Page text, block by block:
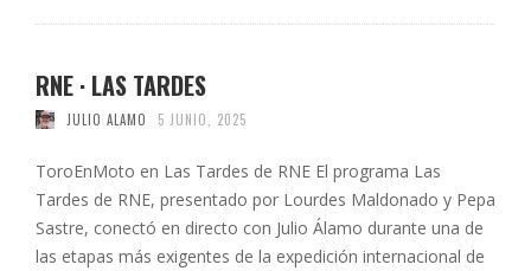
RNE · LAS TARDES
JULIO ALAMO 5 JUNIO, 2025
ToroEnMoto en Las Tardes de RNE El programa Las
Tardes de RNE, presentado por Lourdes Maldonado y Pepa
Sastre, conectó en directo con Julio Álamo durante una de
las etapas más exigentes de la expedición internacional de